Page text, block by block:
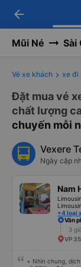
arrow_back
Mũi Né Sài
Vé xe khách xe đi
Đặt mua vé
chất lượng
chuyến mỗi
Vexere
Ngày cập
Nam
+4 loại
Văn
3
VP
+ Nhìn chung,